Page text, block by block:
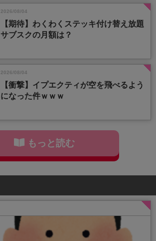
2026/08/04
【期待】わくわくステッキ付け替え放題
サブスクの月額は？
2026/08/04
【衝撃】イプエクティが空を飛べるよう
になった件ｗｗｗ
もっと読む